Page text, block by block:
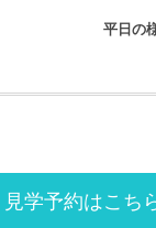
平日の
見学予約はこち